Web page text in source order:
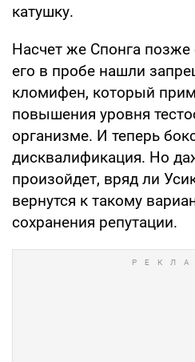
катушку.
Насчет же Спонга позже
его в пробе нашли
кломифен, который
повышения уровня
организме. И теперь
дисквалификация. Но
произойдет, вряд ли
вернутся к такому
сохранения репутации.